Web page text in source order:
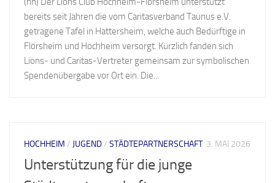
bereits seit Jahren die vom Caritasverband Taunus e.V.
getragene Tafel in Hattersheim, welche auch Bedürftige in
Flörsheim und Hochheim versorgt. Kürzlich fanden sich
Lions- und Caritas-Vertreter gemeinsam zur symbolischen
Spendenübergabe vor Ort ein. Die...
HOCHHEIM / JUGEND/ STÄDTEPARTNERSCHAFT 3. MAI 2026
Unterstützung für die junge